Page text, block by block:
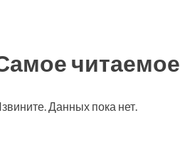
читаемое
Данных пока нет.